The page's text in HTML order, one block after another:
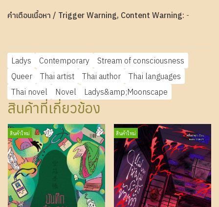
คำเตือนเนื้อหา / Trigger Warning, Content Warning: -
Ladys Contemporary
Stream of consciousness
Queer
Thai artist Thai author
Thai languages
Thai novel
Novel Ladys&amp;Moonscape
สินค้าที่เกี่ยวข้อง
สินค้าใหม่ สินค้าใหม่